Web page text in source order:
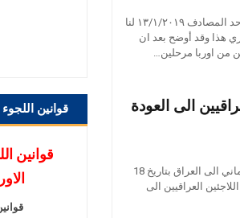
بشرى سارة الى اللاجئين العراقيين في اوربا كان اليوم الاحد المصادف ١٣/١/٢٠١٩ لنا
هذا وقد أوضح بعد ان
من اوربا مرحلين…
الى العودة
صرح وزير الخارجية العراقي خلال زيارة وزير الخارجية الالماني الى العراق بتاريخ 18
اللاجئين العراقيين الى
قوانين
قوانين